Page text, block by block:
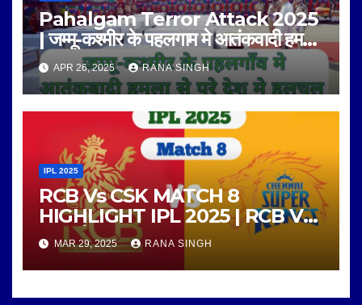
Pahalgam Terror Attack 2025
| जम्मू-कश्मीर के पहलगाम मे आतंकवादी हमला
|
APR 26, 2025 RANA SINGH
IPL 2025
RCB Vs CSK MATCH 8
HIGHLIGHT IPL 2025 | RCB Vs
CSK के आठवा मुकाबला
MAR 29, 2025 RANA SINGH